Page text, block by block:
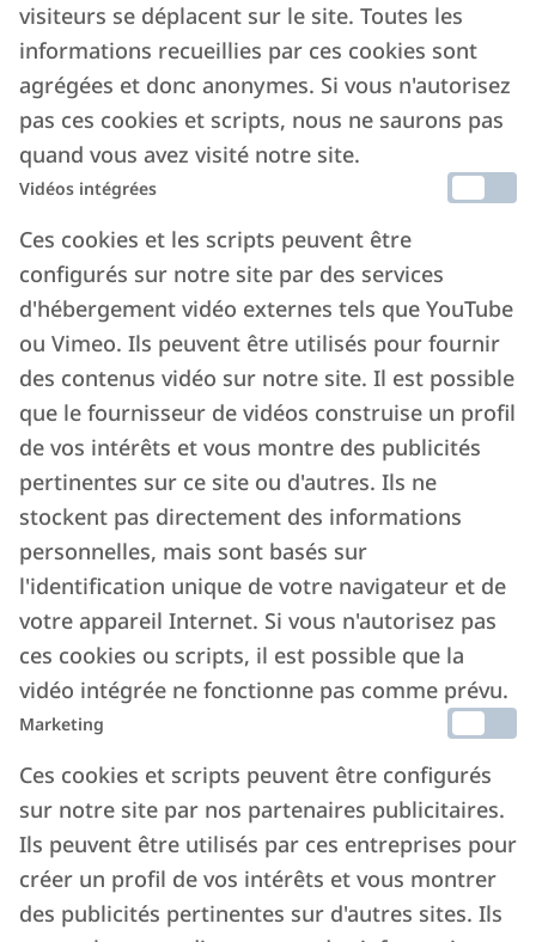
visiteurs se déplacent sur le site. Toutes les
informations recueillies par ces cookies sont
agrégées et donc anonymes. Si vous n'autorisez
pas ces cookies et scripts, nous ne saurons pas
quand vous avez visité notre site.
Vidéos intégrées
Ces cookies et les scripts peuvent être
configurés sur notre site par des services
d'hébergement vidéo externes tels que YouTube
ou Vimeo. Ils peuvent être utilisés pour fournir
des contenus vidéo sur notre site. Il est possible
que le fournisseur de vidéos construise un profil
de vos intérêts et vous montre des publicités
pertinentes sur ce site ou d'autres. Ils ne
stockent pas directement des informations
personnelles, mais sont basés sur
l'identification unique de votre navigateur et de
votre appareil Internet. Si vous n'autorisez pas
ces cookies ou scripts, il est possible que la
vidéo intégrée ne fonctionne pas comme prévu.
Marketing
Ces cookies et scripts peuvent être configurés
sur notre site par nos partenaires publicitaires.
Ils peuvent être utilisés par ces entreprises pour
créer un profil de vos intérêts et vous montrer
des publicités pertinentes sur d'autres sites. Ils